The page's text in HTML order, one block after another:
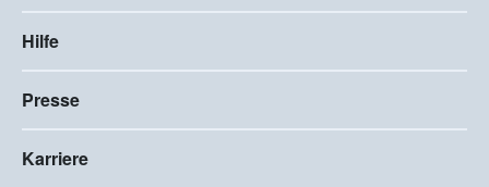
Hilfe
Presse
Karriere